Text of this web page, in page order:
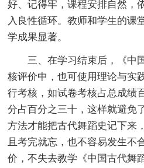
好、记得牢，课程安排自然，
入良性循环。教师和学生的课
学成果显著。
三、在学习结束后，《中
核评价中，也可使用理论与实
行考核，如试卷考核占总成绩
分占百分之三十，这样就避免
方法才能把古代舞蹈史记下来
且考完就忘，也不容易发生不
价，不失去教学《中国古代舞